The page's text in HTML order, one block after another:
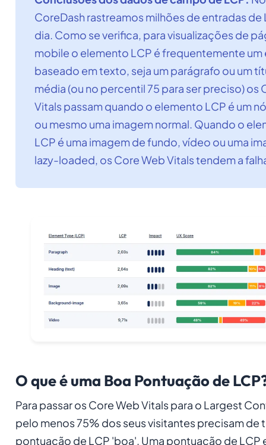
CoreDash rastreamos milhões de entradas de
dia. Como se verifica, para visualizações de
mobile o elemento LCP é frequentemente
baseado em texto, seja um parágrafo ou um
média (ou no percentil 75 para ser preciso) os
Vitals passam quando o elemento LCP é um
ou mesmo uma imagem normal. Quando o
LCP é uma imagem de fundo, vídeo ou uma
lazy-loaded, os Core Web Vitals tendem a
O que é uma Boa Pontuação de
Para passar os Core Web Vitals para o Largest
pelo menos 75% dos seus visitantes precisam de
pontuação de LCP 'boa'. Uma pontuação de LCP